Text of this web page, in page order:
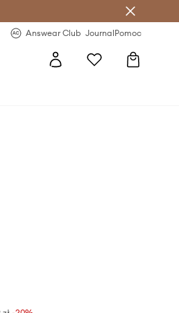
Answear Club JournalPomoc